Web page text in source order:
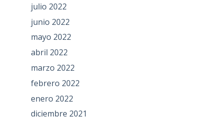
julio 2022
junio 2022
mayo 2022
abril 2022
marzo 2022
febrero 2022
enero 2022
diciembre 2021